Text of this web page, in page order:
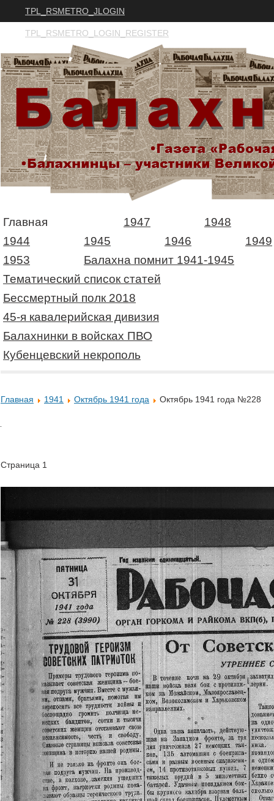
TPL_RSMETRO_JLOGIN
TPL_RSMETRO_LOGIN_REGISTER
Главная 1947
1948
1944
1945 1946
1949
1953
Балахна помнит 1941-1945
Тематический список статей
Бессмертный полк 2018
45-я кавалерийская дивизия
Балахнинки в войсках ПВО
Кубенцевский некрополь
Главная 1941 Октябрь 1941 года Октябрь 1941 года №228
Страница 1